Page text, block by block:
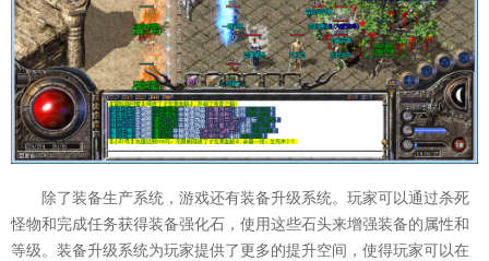
除了装备生产系统，游戏还有装备升级系统。玩家可以通过杀死
怪物和完成任务获得装备强化石，使用这些石头来增强装备的属性和
等级。装备升级系统为玩家提供了更多的提升空间，使得玩家可以在